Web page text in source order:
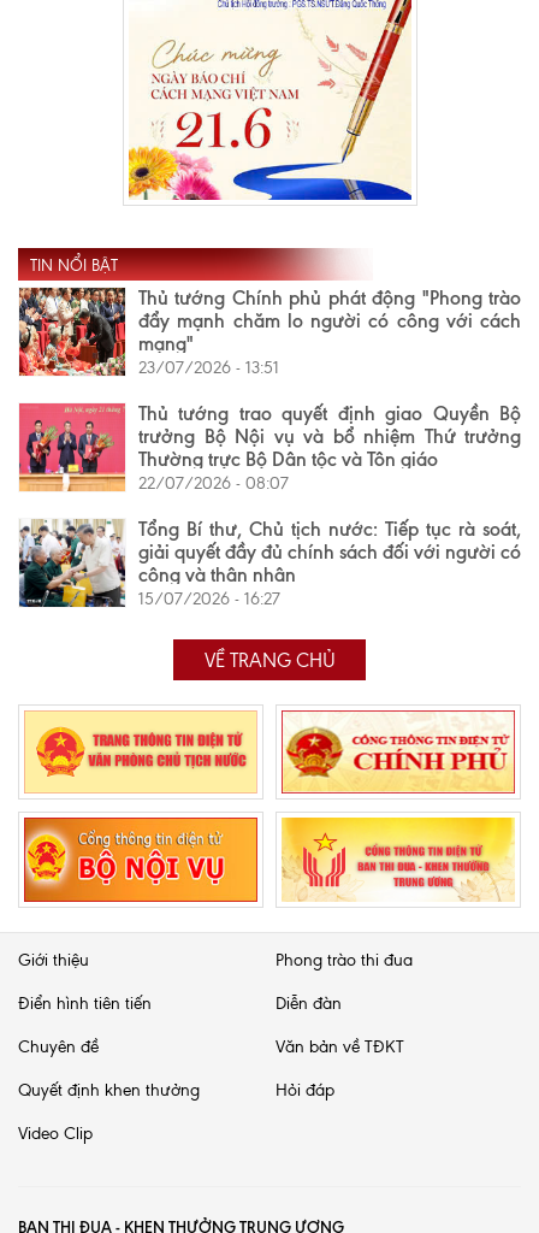
TIN NỔI BẬT
Thủ tướng Chính phủ phát động "Phong trào
đẩy mạnh chăm lo người có công với cách
mạng"
23/07/2026 - 13:51
Thủ tướng trao quyết định giao Quyền Bộ
trưởng Bộ Nội vụ và bổ nhiệm Thứ trưởng
Thường trực Bộ Dân tộc và Tôn giáo
22/07/2026 - 08:07
Tổng Bí thư, Chủ tịch nước: Tiếp tục rà soát,
giải quyết đầy đủ chính sách đối với người có
công và thân nhân
15/07/2026 - 16:27
VỀ TRANG CHỦ
Giới thiệu Phong trào thi đua
Điển hình tiên tiến Diễn đàn
Chuyên đề Văn bản về TĐKT
Quyết định khen thưởng Hỏi đáp
Video Clip
BAN THI ĐUA - KHEN THƯỞNG TRUNG ƯƠNG